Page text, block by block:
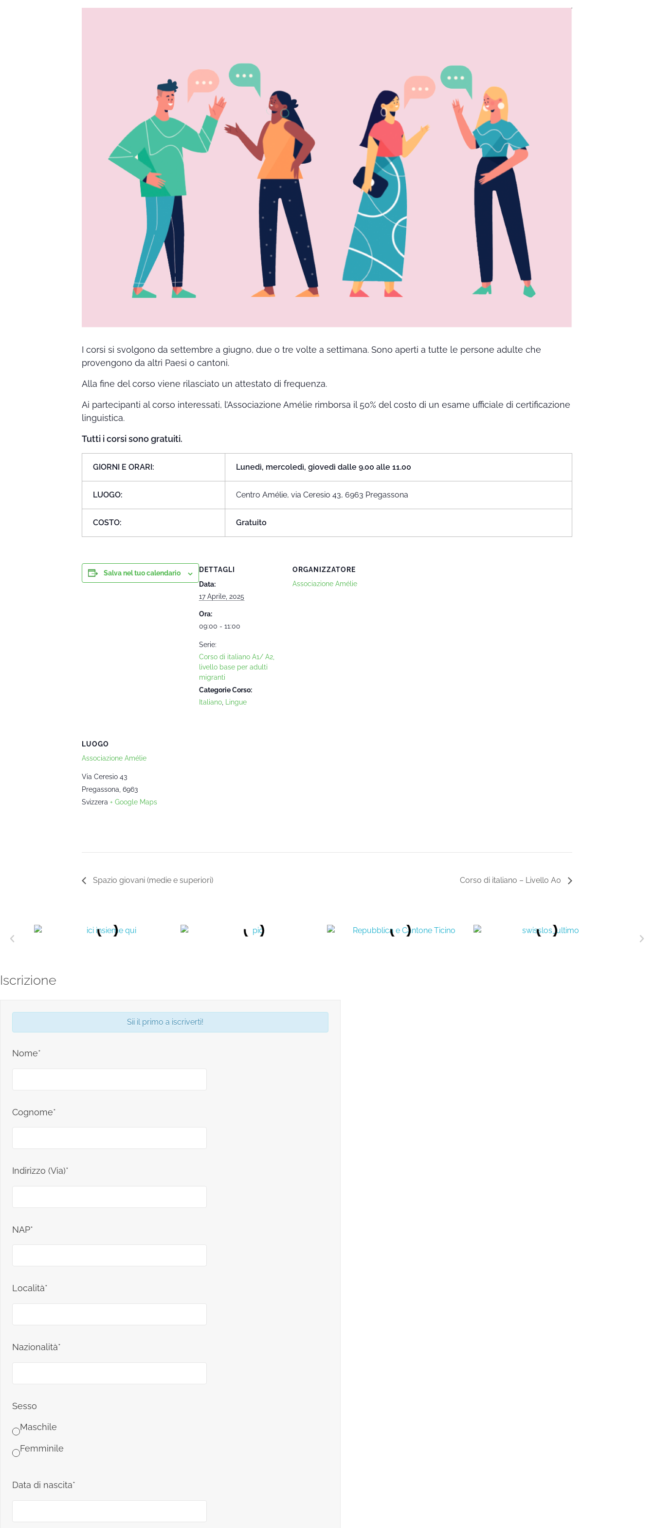
I corsi si svolgono da settembre a giugno, due o tre volte a settimana. Sono aperti a tutte le persone adulte che
provengono da altri Paesi o cantoni.
Alla fine del corso viene rilasciato un attestato di frequenza.
Ai partecipanti al corso interessati, l’Associazione Amélie rimborsa il 50% del costo di un esame ufficiale di certificazione
linguistica.
Tutti i corsi sono gratuiti.
GIORNI E ORARI: Lunedì, mercoledì, giovedì dalle 9.00 alle 11.00
LUOGO: Centro Amélie, via Ceresio 43, 6963 Pregassona
COSTO: Gratuito
Salva nel tuo calendario
DETTAGLI
Data:
17 Aprile, 2025
Ora:
09:00 - 11:00
Serie:
Corso di italiano A1/ A2,
livello base per adulti
migranti
Categorie Corso:
Italiano
Lingue
ORGANIZZATORE
Associazione Amélie
LUOGO
Associazione Amélie
Via Ceresio 43
Pregassona 6963
Svizzera + Google Maps
Spazio giovani (medie e superiori) Corso di italiano – Livello A0
Iscrizione
Sii il primo a iscriverti!
Nome*
Cognome*
Indirizzo (Via)*
NAP*
Località*
Nazionalità*
Sesso
Maschile
Femminile
Data di nascita*